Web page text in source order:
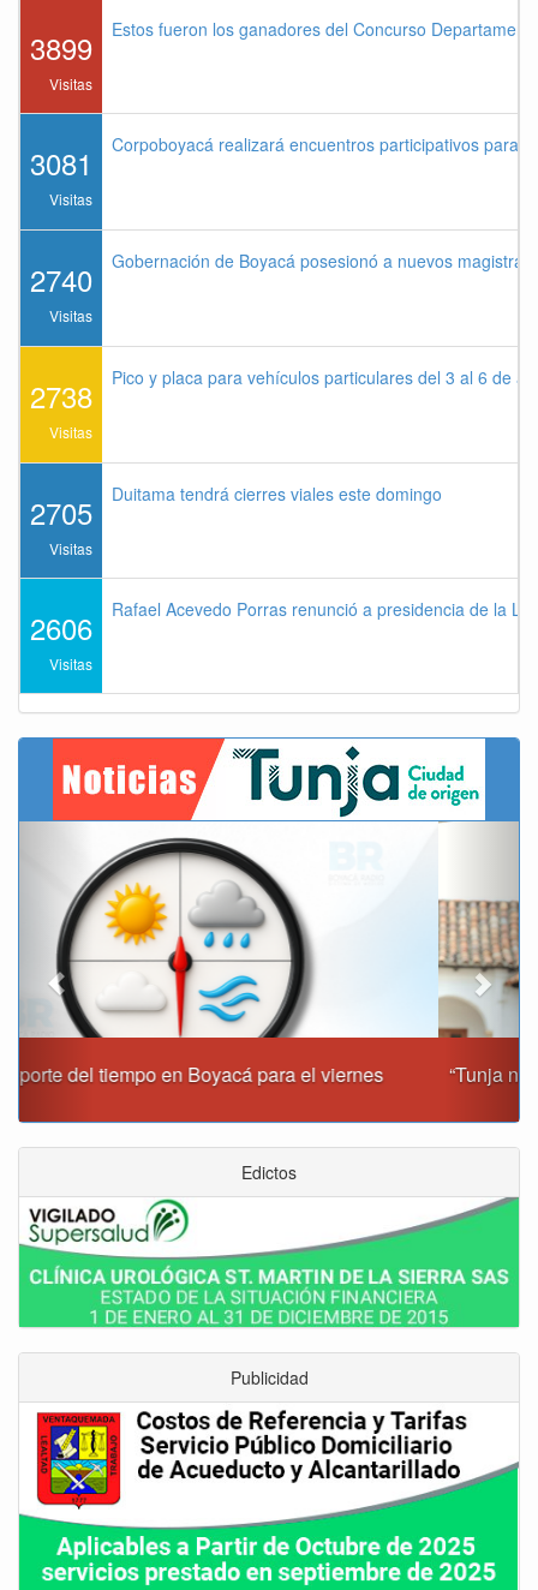
3899
Visitas
Estos fueron los ganadores del Concurso
3081
Visitas
Corpoboyacá realizará encuentros participativos para
2740
Visitas
Gobernación de Boyacá posesionó a nuevos
2738
Visitas
Pico y placa para vehículos particulares del 3 al 6 de
2705
Visitas
Duitama tendrá cierres viales este domingo
2606
Visitas
Rafael Acevedo Porras renunció a presidencia de la
“Tunja nos ha dado demasiado y no podemos fallarle en
Previous
Edictos
Publicidad